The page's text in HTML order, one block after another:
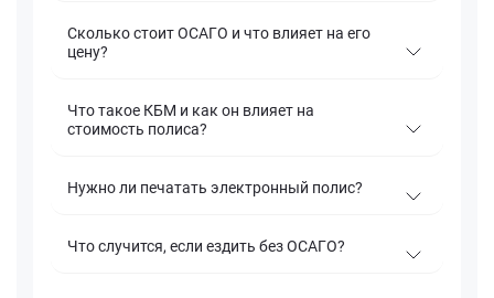
Сколько стоит ОСАГО и что влияет на его
цену?
Что такое КБМ и как он влияет на
стоимость полиса?
Нужно ли печатать электронный полис?
Что случится, если ездить без ОСАГО?